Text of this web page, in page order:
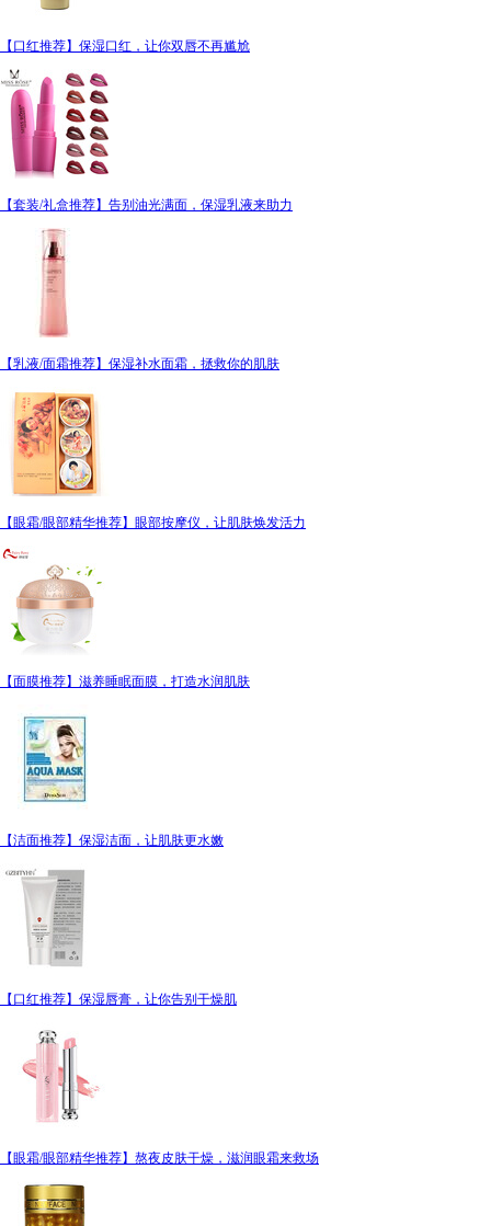
【口红推荐】保湿口红，让你双唇不再尴尬
【套装/礼盒推荐】告别油光满面，保湿乳液来助力
【乳液/面霜推荐】保湿补水面霜，拯救你的肌肤
【眼霜/眼部精华推荐】眼部按摩仪，让肌肤焕发活力
【面膜推荐】滋养睡眠面膜，打造水润肌肤
【洁面推荐】保湿洁面，让肌肤更水嫩
【口红推荐】保湿唇膏，让你告别干燥肌
【眼霜/眼部精华推荐】熬夜皮肤干燥，滋润眼霜来救场